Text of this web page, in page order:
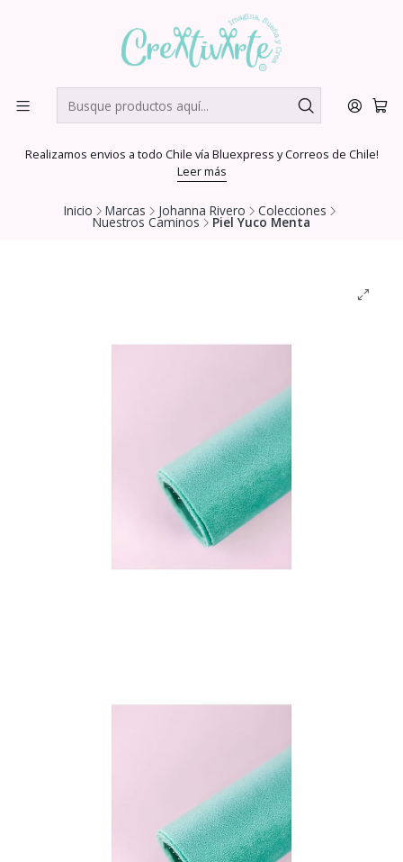
Realizamos envios a todo Chile vía Bluexpress y Correos de Chile!
Leer más
Inicio Marcas Johanna Rivero Colecciones
Nuestros Caminos Piel Yuco Menta